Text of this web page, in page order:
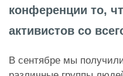
конференции то,
активистов со
В сентябре мы